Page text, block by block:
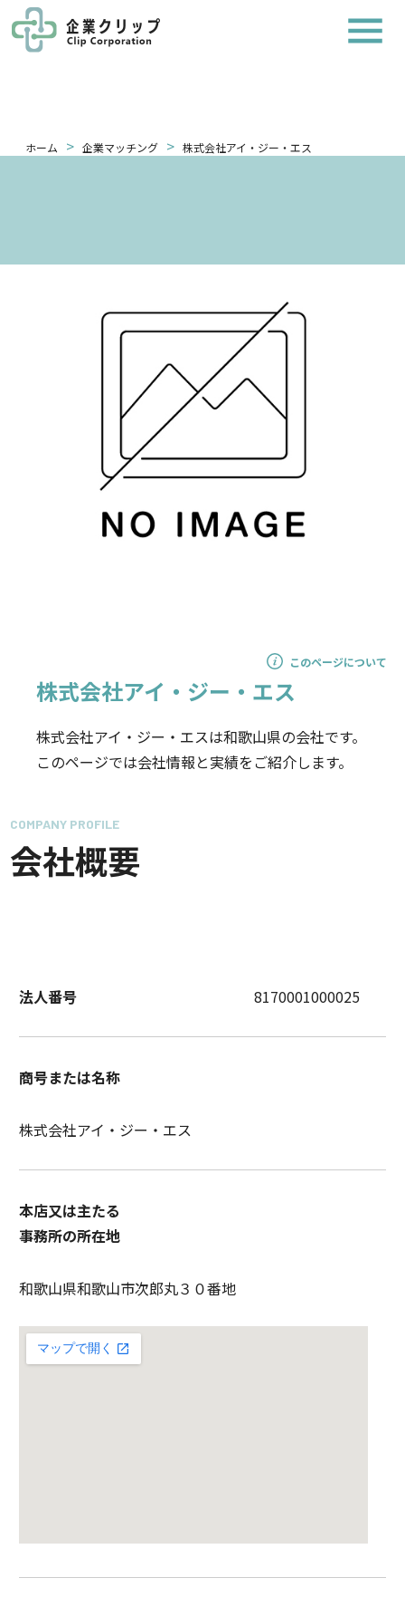
ホーム > 企業マッチング > 株式会社アイ・ジー・エス
このページについて
株式会社アイ・ジー・エス
株式会社アイ・ジー・エスは和歌山県の会社です。
このページでは会社情報と実績をご紹介します。
COMPANY PROFILE
会社概要
法人番号 8170001000025
商号または名称
株式会社アイ・ジー・エス
本店又は主たる
事務所の所在地
和歌山県和歌山市次郎丸３０番地